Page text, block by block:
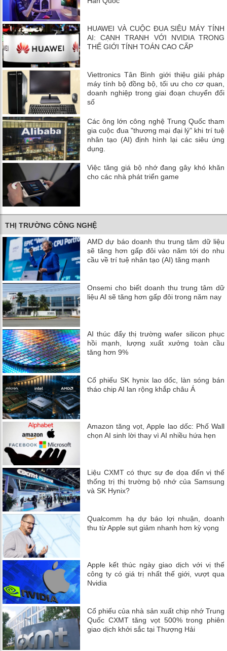
HUAWEI VÀ CUỘC ĐUA SIÊU MÁY TÍNH
AI: CẠNH TRANH VỚI NVIDIA TRONG
THẾ GIỚI TÍNH TOÁN CAO CẤP
Viettronics Tân Bình giới thiệu giải pháp
máy tính bộ đồng bộ, tối ưu cho cơ quan,
doanh nghiệp trong giai đoạn chuyển đổi
số
Các ông lớn công nghệ Trung Quốc tham
gia cuộc đua "thương mại đại lý" khi trí tuệ
nhân tạo (AI) định hình lại các siêu ứng
dụng.
Việc tăng giá bộ nhớ đang gây khó khăn
cho các nhà phát triển game
THỊ TRƯỜNG CÔNG NGHỆ
AMD dự báo doanh thu trung tâm dữ liệu
sẽ tăng hơn gấp đôi vào năm tới do nhu
cầu về trí tuệ nhân tạo (AI) tăng mạnh
Onsemi cho biết doanh thu trung tâm dữ
liệu AI sẽ tăng hơn gấp đôi trong năm nay
AI thúc đẩy thị trường wafer silicon phục
hồi mạnh, lượng xuất xưởng toàn cầu
tăng hơn 9%
Cổ phiếu SK hynix lao dốc, làn sóng bán
tháo chip AI lan rộng khắp châu Á
Amazon tăng vọt, Apple lao dốc: Phố Wall
chọn AI sinh lời thay vì AI nhiều hứa hẹn
Liệu CXMT có thực sự đe dọa đến vị thế
thống trị thị trường bộ nhớ của Samsung
và SK Hynix?
Qualcomm hạ dự báo lợi nhuận, doanh
thu từ Apple sụt giảm nhanh hơn kỳ vọng
Apple kết thúc ngày giao dịch với vị thế
công ty có giá trị nhất thế giới, vượt qua
Nvidia
Cổ phiếu của nhà sản xuất chip nhớ Trung
Quốc CXMT tăng vọt 500% trong phiên
giao dịch khởi sắc tại Thượng Hải